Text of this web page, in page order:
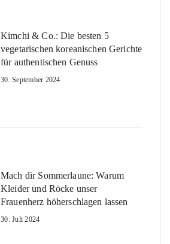
Kimchi & Co.: Die besten 5
vegetarischen koreanischen Gerichte
für authentischen Genuss
30. September 2024
Mach dir Sommerlaune: Warum
Kleider und Röcke unser
Frauenherz höherschlagen lassen
30. Juli 2024